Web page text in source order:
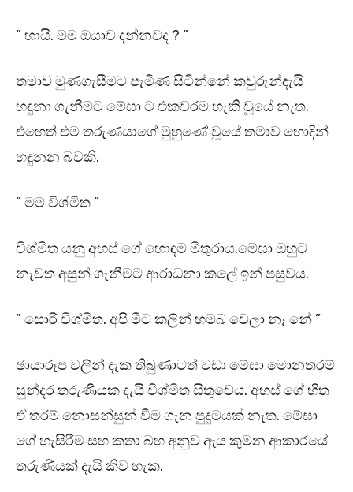
” හායි. මම ඔයාව දන්නවද ? ”
තමාව මුණගැසීමට පැමිණ සිටින්නේ කවුරුන්දැයි
හඳුනා ගැනීමට මේඝා ට එකවරම හැකි වූයේ නැත.
එහෙත් එම තරුණයාගේ මුහුණේ වූයේ තමාව හොඳින්
හඳුනන බවකි.
” මම විශ්මිත ”
විශ්මිත යනු අහස් ගේ හොඳම මිතුරාය.මේඝා ඔහුට
නැවත අසුන් ගැනීමට ආරාධනා කලේ ඉන් පසුවය.
” සොරි විශ්මිත. අපි මීට කලින් හම්බ වෙලා නෑ නේ ”
ඡායාරූප වලින් දැක තිබුණාටත් වඩා මේඝා මොනතරම්
සුන්දර තරුණියක දැයි විශ්මිත සිතුවේය. අහස් ගේ හිත
ඒ තරම් නොසන්සුන් වීම ගැන පුදුමයක් නැත. මේඝා
ගේ හැසිරීම සහ කතා බහ අනුව ඇය කුමන ආකාරයේ
තරුණියක් දැයි කිව හැක.